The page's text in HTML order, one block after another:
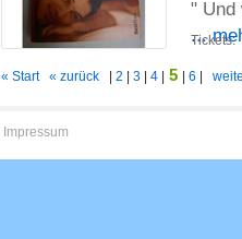
" Und
...
Tickets:
« Start « zurück 2 3 4 5 6
Impressum